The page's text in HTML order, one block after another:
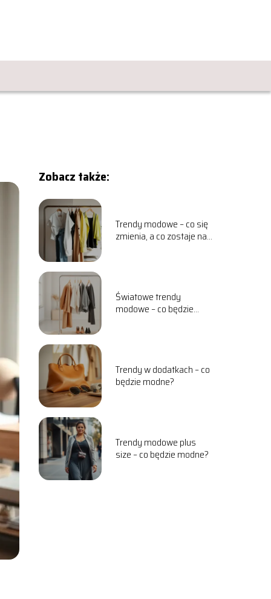
Zobacz także:
Trendy modowe – co się
zmienia, a co zostaje na
Światowe trendy
modowe – co będzie
Trendy w dodatkach – co
będzie modne?
Trendy modowe plus
size – co będzie modne?